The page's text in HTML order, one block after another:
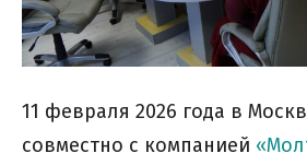
11 февраля 2026 года в
совместно с компанией